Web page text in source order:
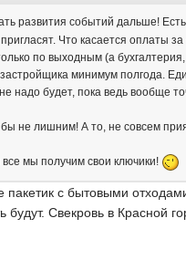
развития событий дальше!
Что касается оплаты
по выходным (а
минимум полгода.
надо будет, пока ведь вообще
не лишним! А то, не совсем
мы получим свои ключики!
пакетик с бытовыми
Свекровь в Красной